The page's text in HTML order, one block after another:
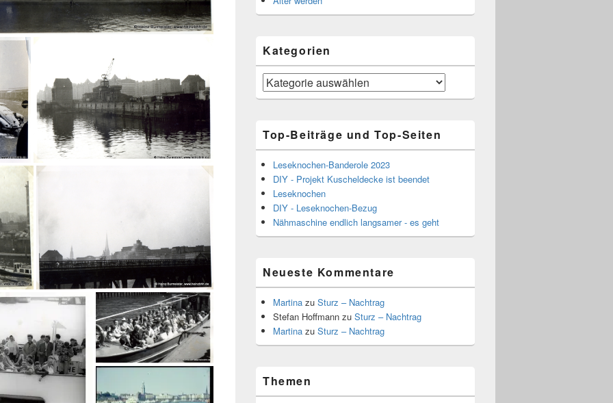
Kategorien
Kategorien
Top-Beiträge und Top-Seiten
Leseknochen-Banderole 2023
DIY - Projekt Kuscheldecke ist beendet
Leseknochen
DIY - Leseknochen-Bezug
Nähmaschine endlich langsamer - es geht
Neueste Kommentare
Martina zu Sturz – Nachtrag
Stefan Hoffmann zu Sturz – Nachtrag
Martina zu Sturz – Nachtrag
Themen